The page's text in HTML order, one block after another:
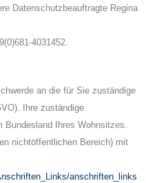
Datenschutzbeauftragte Regina
4031452.
an die für Sie zuständige
Ihre zuständige
Bundesland Ihres Wohnsitzes.
nichtöffentlichen Bereich) mit
anschriften_links